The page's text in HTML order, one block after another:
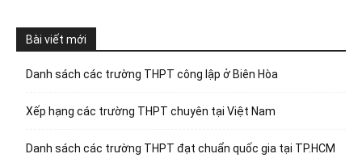
Bài viết mới
Danh sách các trường THPT công lập ở Biên Hòa
Xếp hạng các trường THPT chuyên tại Việt Nam
Danh sách các trường THPT đạt chuẩn quốc gia tại TP.HCM